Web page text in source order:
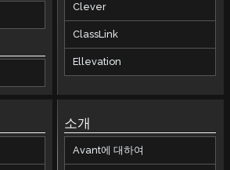
Clever
ClassLink
Ellevation
소개
Avant에 대하여